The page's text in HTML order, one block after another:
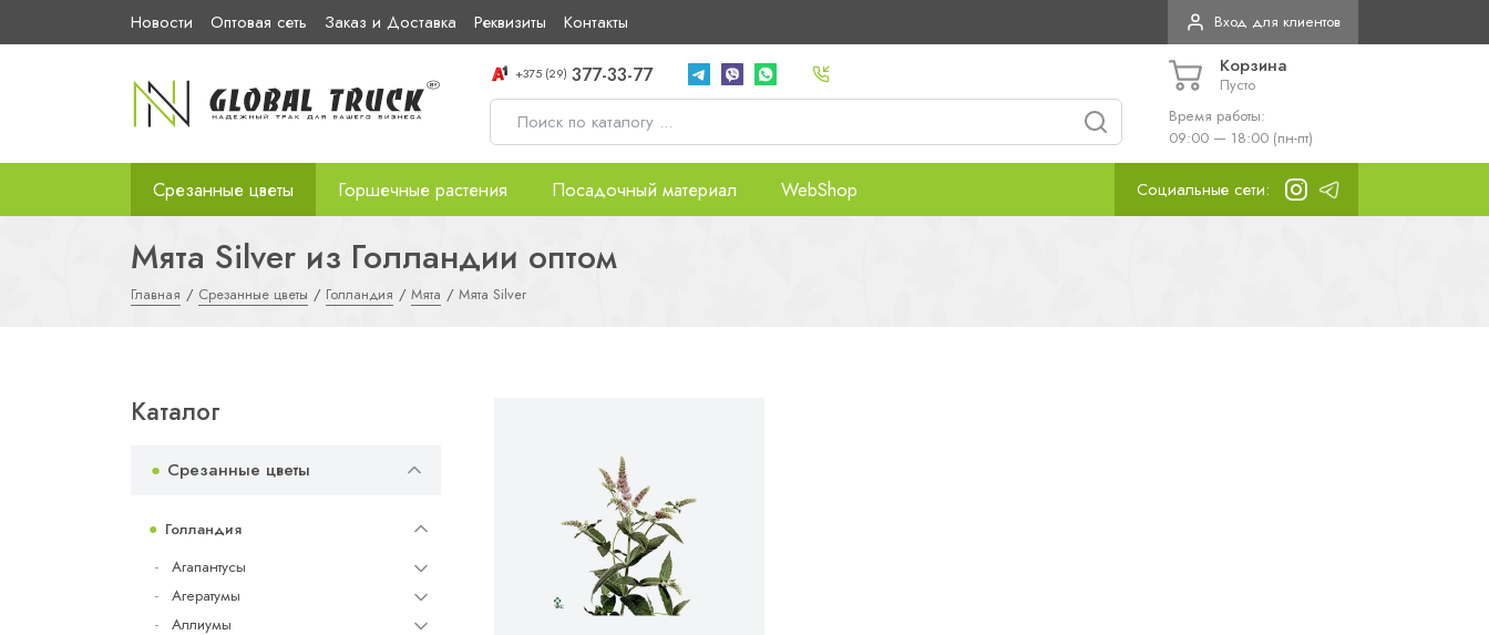
Новости Оптовая сеть Заказ и Доставка Реквизиты Контакты Вход для клиентов
+375 (29) 377-33-77 Корзина
Пусто
Время работы:
09:00 — 18:00 (пн-пт)
Срезанные цветы Горшечные растения Посадочный материал WebShop Социальные сети:
Мята Silver из Голландии оптом
Главная Срезанные цветы Голландия Мята Мята Silver
Каталог
Срезанные цветы
Голландия
Агапантусы
Агератумы
Аллиумы